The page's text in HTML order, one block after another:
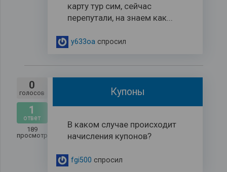
карту тур сим, сейчас
перепутали, на знаем как...
y633oa спросил
0
голосов
1
ответ
189
просмотров
Купоны
В каком случае происходит
начисления купонов?
fgi500 спросил